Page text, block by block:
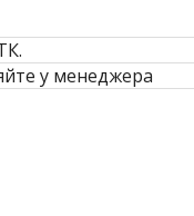
у менеджера